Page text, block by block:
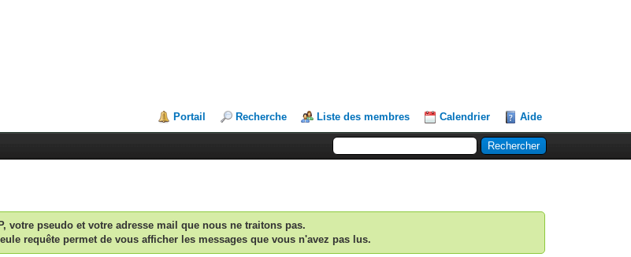
Portail Recherche Liste des membres Calendrier Aide
votre pseudo et votre adresse mail que nous ne traitons pas.
requête permet de vous afficher les messages que vous n'avez pas lus.